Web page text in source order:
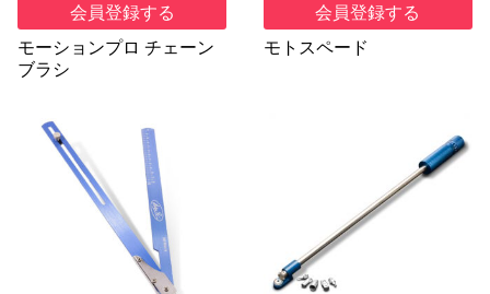
会員登録する
モーションプロ チェーン
ブラシ
会員登録する
モトスペード